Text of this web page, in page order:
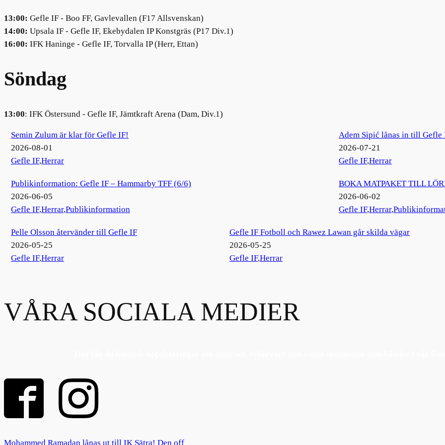
13:00: Gefle IF - Boo FF, Gavlevallen (F17 Allsvenskan)
14:00: Upsala IF - Gefle IF, Ekebydalen IP Konstgräs (P17 Div.1)
16:00: IFK Haninge - Gefle IF, Torvalla IP (Herr, Ettan)
Söndag
13:00: IFK Östersund - Gefle IF, Jämtkraft Arena (Dam, Div.1)
Semin Zulum är klar för Gefle IF!
2026-08-01
Gefle IF,Herrar
Adem Sipić lånas in till Gefle
2026-07-21
Gefle IF,Herrar
Publikinformation: Gefle IF – Hammarby TFF (6/6)
2026-06-05
Gefle IF,Herrar,Publikinformation
BOKA MATPAKET TILL
2026-06-02
Gefle IF,Herrar,
Pelle Olsson återvänder till Gefle IF
2026-05-25
Gefle IF,Herrar
Gefle IF Fotboll och Rawez Lawan går skilda vägar
2026-05-25
Gefle IF,Herrar
VÅRA SOCIALA MEDIER
Mohammed Ramadan lånas ut till IK Sätra! Den off